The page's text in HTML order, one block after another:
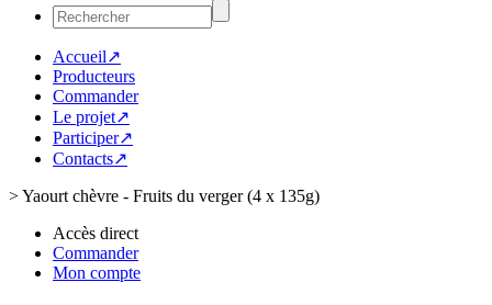
Accueil↗
Producteurs
Commander
Le projet↗
Participer↗
Contacts↗
>Yaourt chèvre - Fruits du verger (4 x 135g)
Accès direct
Commander
Mon compte